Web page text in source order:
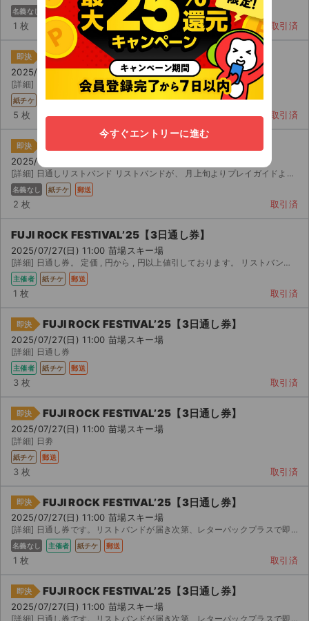
名義なし 主催者 紙チケ 郵送
1 枚 取引済
即決 FUJI ROCK FESTIVAL’25【3日通し券】
2025/07/27(日) 11:00 苗場スキー場
[詳細] 日通し券
紙チケ 郵送
5 枚 取引済
即決 FUJI ROCK FESTIVAL’25【3日通し券】
2025/07/27(日) 11:00 苗場スキー場
[詳細] 日通しリストバンド リストバンドが、 月上旬よりプレイガイドより順次到着予定です。手元に届き...
名義なし 紙チケ 郵送
2 枚 取引済
FUJI ROCK FESTIVAL’25【3日通し券】
2025/07/27(日) 11:00 苗場スキー場
[詳細] 日通し券。 定価 , 円から , 円以上値引しております。 リストバンド発送いた...
主催者 紙チケ 郵送
1 枚 取引済
即決 FUJI ROCK FESTIVAL’25【3日通し券】
2025/07/27(日) 11:00 苗場スキー場
[詳細] 日通し券
主催者 紙チケ 郵送
3 枚 取引済
即決 FUJI ROCK FESTIVAL’25【3日通し券】
2025/07/27(日) 11:00 苗場スキー場
[詳細] 日劵
紙チケ 郵送
3 枚 取引済
即決 FUJI ROCK FESTIVAL’25【3日通し券】
2025/07/27(日) 11:00 苗場スキー場
[詳細] 日通し券です。リストバンドが届き次第、レターパックプラスで即日発送致します。（昨年のリストバ...
名義なし 主催者 紙チケ 郵送
1 枚 取引済
即決 FUJI ROCK FESTIVAL’25【3日通し券】
2025/07/27(日) 11:00 苗場スキー場
[詳細] 日通し券です。リストバンドが届き次第、レターパックプラスで即日発送致します。（昨年のリストバ...
今すぐエントリーに進む